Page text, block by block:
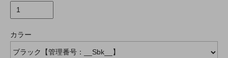
カラー